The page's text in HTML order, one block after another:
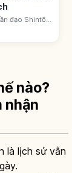
đạo Shintō
biết qua
ni-rei ni-
nào?
nhận
là lịch sử vẫn